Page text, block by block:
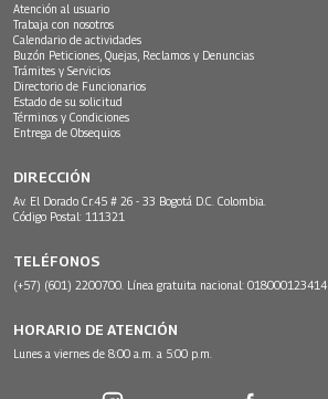
Atención al usuario
Trabaja con nosotros
Calendario de actividades
Buzón Peticiones, Quejas, Reclamos y Denuncias
Trámites y Servicios
Directorio de Funcionarios
Estado de su solicitud
Términos y Condiciones
Entrega de Obsequios
DIRECCIÓN
Av. El Dorado Cr.45 # 26 - 33 Bogotá D.C. Colombia.
Código Postal: 111321
TELÉFONOS
(+57) (601) 2200700. Línea gratuita nacional: 018000123414
HORARIO DE ATENCIÓN
Lunes a viernes de 8:00 a.m. a 5:00 p.m.